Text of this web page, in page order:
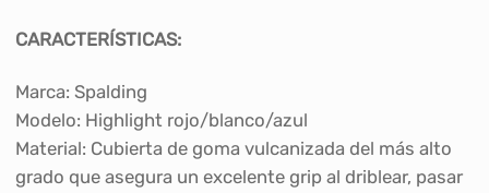
CARACTERÍSTICAS:
Marca: Spalding
Modelo: Highlight rojo/blanco/azul
Material: Cubierta de goma vulcanizada del más alto
grado que asegura un excelente grip al driblear, pasar